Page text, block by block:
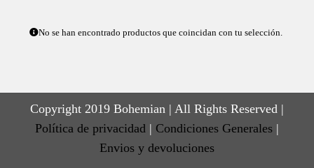
No se han encontrado productos que coincidan con tu selección.
Copyright 2019 Bohemian | All Rights Reserved |
Política de privacidad | Condiciones Generales |
Envios y devoluciones